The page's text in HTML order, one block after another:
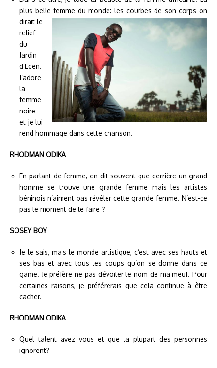
plus belle femme du monde: les courbes de son corps on
dirait le
relief
du
Jardin
d’Eden.
J’adore
la
femme
noire
et je lui
rend hommage dans cette chanson.
RHODMAN ODIKA
En parlant de femme, on dit souvent que derrière un grand
homme se trouve une grande femme mais les artistes
béninois n’aiment pas révéler cette grande femme. N’est-ce
pas le moment de le faire ?
SOSEY BOY
Je le sais, mais le monde artistique, c’est avec ses hauts et
ses bas et avec tous les coups qu’on se donne dans ce
game. Je préfère ne pas dévoiler le nom de ma meuf. Pour
certaines raisons, je préférerais que cela continue à être
cacher.
RHODMAN ODIKA
Quel talent avez vous et que la plupart des personnes
ignorent?